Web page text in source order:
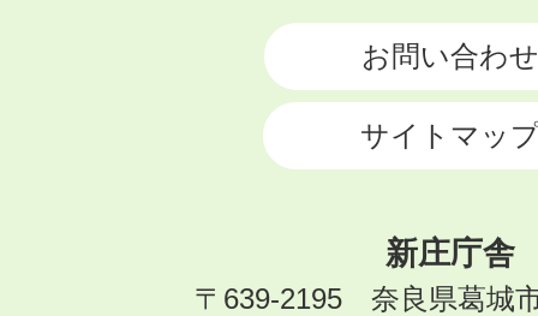
お問い合わせ
サイトマッ
新庄庁舎
〒639-2195 奈良県葛城